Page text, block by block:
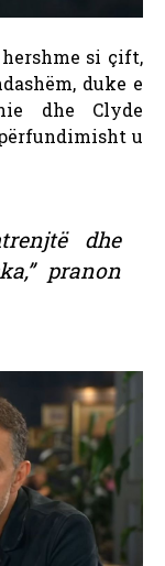
si çift,
duke e
dhe Clyde
u
dhe
pranon